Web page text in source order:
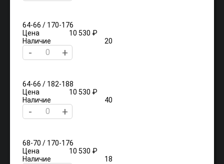
64-66 / 170-176
Цена
10 530 ₽
Наличие
20
- +
64-66 / 182-188
Цена
10 530 ₽
Наличие
40
- +
68-70 / 170-176
Цена
10 530 ₽
Наличие
18